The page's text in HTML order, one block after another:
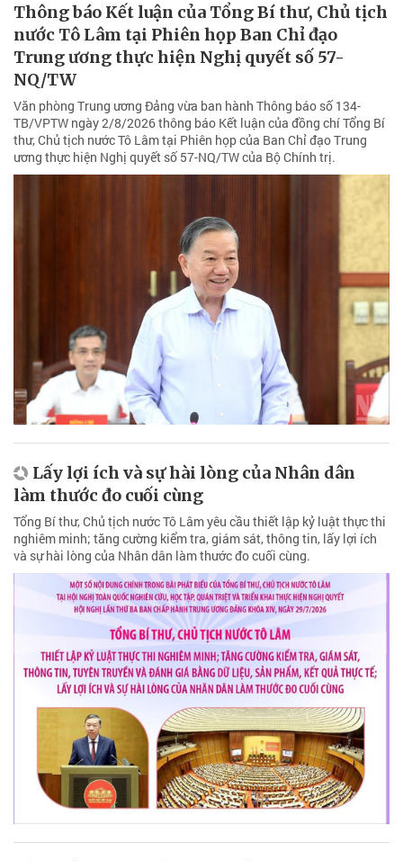
Thông báo Kết luận của Tổng Bí thư, Chủ tịch
nước Tô Lâm tại Phiên họp Ban Chỉ đạo
Trung ương thực hiện Nghị quyết số 57-
NQ/TW
Văn phòng Trung ương Đảng vừa ban hành Thông báo số 134-
TB/VPTW ngày 2/8/2026 thông báo Kết luận của đồng chí Tổng Bí
thư, Chủ tịch nước Tô Lâm tại Phiên họp của Ban Chỉ đạo Trung
ương thực hiện Nghị quyết số 57-NQ/TW của Bộ Chính trị.
Lấy lợi ích và sự hài lòng của Nhân dân
làm thước đo cuối cùng
Tổng Bí thư, Chủ tịch nước Tô Lâm yêu cầu thiết lập kỷ luật thực thi
nghiêm minh; tăng cường kiểm tra, giám sát, thông tin, lấy lợi ích
và sự hài lòng của Nhân dân làm thước đo cuối cùng.